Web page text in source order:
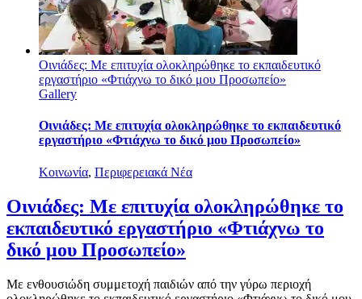
Οινιάδες: Με επιτυχία ολοκληρώθηκε το εκπαιδευτικό
εργαστήριο «Φτιάχνω το δικό μου Προσωπείο»
Gallery
Οινιάδες: Με επιτυχία ολοκληρώθηκε το εκπαιδευτικό
εργαστήριο «Φτιάχνω το δικό μου Προσωπείο»
Κοινωνία, Περιφερειακά Νέα
Οινιάδες: Με επιτυχία ολοκληρώθηκε το
εκπαιδευτικό εργαστήριο «Φτιάχνω το
δικό μου Προσωπείο»
Με ενθουσιώδη συμμετοχή παιδιών από την γύρω περιοχή